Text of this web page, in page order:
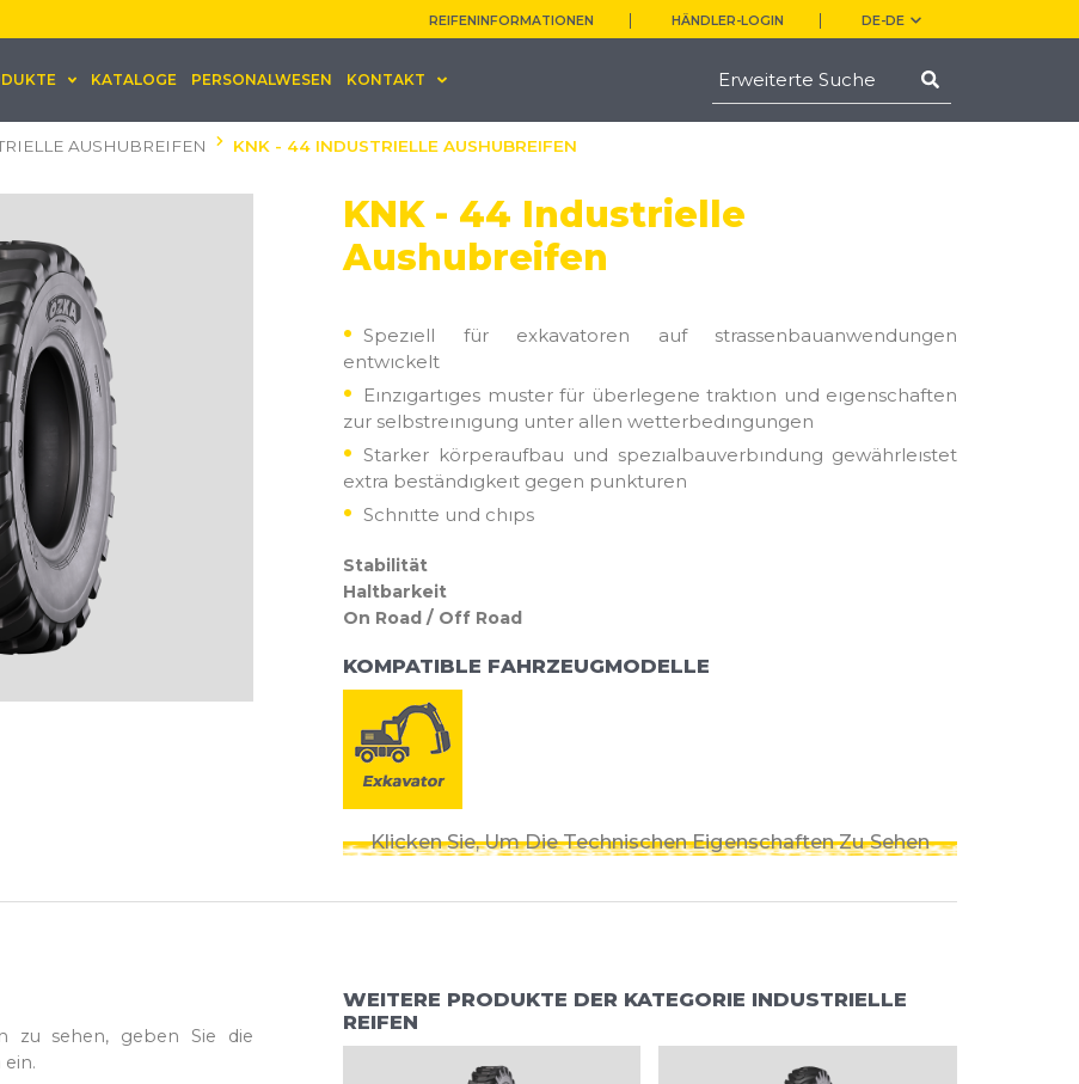
REIFENINFORMATIONEN HÄNDLER-LOGIN DE-DE
KATALOGE PERSONALWESEN KONTAKT
AUSHUBREIFEN KNK - 44 INDUSTRIELLE AUSHUBREIFEN
KNK - 44 Industrielle
Aushubreifen
Spezıell für exkavatoren auf strassenbauanwendungen
entwıckelt
Eınzıgartıges muster für überlegene traktıon und eıgenschaften
zur selbstreınıgung unter allen wetterbedıngungen
Starker körperaufbau und spezıalbauverbındung gewährleıstet
extra beständıgkeıt gegen punkturen
Schnıtte und chıps
Stabilität
Haltbarkeit
On Road / Off Road
KOMPATIBLE FAHRZEUGMODELLE
Klicken Sie, Um Die Technischen Eigenschaften Zu Sehen
zu sehen, geben Sie die
WEITERE PRODUKTE DER KATEGORIE INDUSTRIELLE
REIFEN